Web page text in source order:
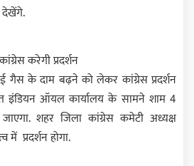
देखेंगे.
करेगी प्रदर्शन
गैस के दाम बढ़ने को लेकर कांग्रेस प्रदर्शन
इंडियन ऑयल कार्यालय के सामने शाम 4
शहर जिला कांग्रेस कमेटी अध्यक्ष
प्रदर्शन होगा.